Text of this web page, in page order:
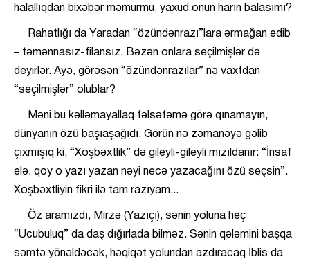
halallıqdan bixəbər məmurmu, yaxud onun harın balasımı?
Rahatlığı da Yaradan “özündənrazı”lara ərmağan edib
– təmənnasız-filansız. Bəzən onlara seçilmişlər də
deyirlər. Ayə, görəsən “özündənrazılar” nə vaxtdan
“seçilmişlər” olublar?
Məni bu kəlləmayallaq fəlsəfəmə görə qınamayın,
dünyanın özü başıaşağıdı. Görün nə zəmanəyə gəlib
çıxmışıq ki, “Xoşbəxtlik” də gileyli-gileyli mızıldanır: “İnsaf
elə, qoy o yazı yazan nəyi necə yazacağını özü seçsin”.
Xoşbəxtliyin fikri ilə tam razıyam...
Öz aramızdı, Mirzə (Yazıçı), sənin yoluna heç
“Ucubuluq” da daş dığırlada bilməz. Sənin qələmini başqa
səmtə yönəldəcək, həqiqət yolundan azdıracaq İblis da